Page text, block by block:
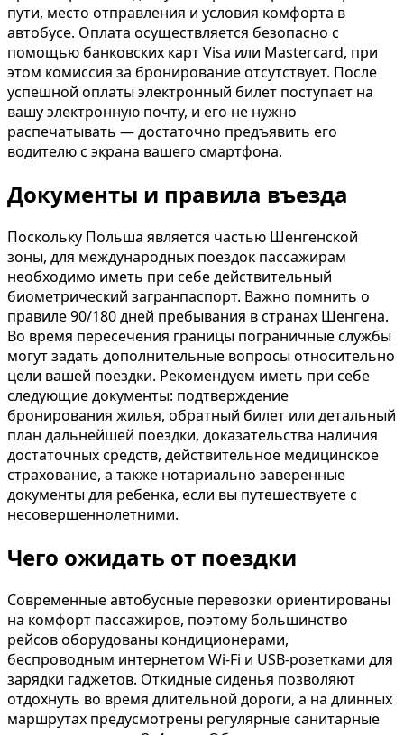
пути, место отправления и условия комфорта в
автобусе. Оплата осуществляется безопасно с
помощью банковских карт Visa или Mastercard, при
этом комиссия за бронирование отсутствует. После
успешной оплаты электронный билет поступает на
вашу электронную почту, и его не нужно
распечатывать — достаточно предъявить его
водителю с экрана вашего смартфона.
Документы и правила въезда
Поскольку Польша является частью Шенгенской
зоны, для международных поездок пассажирам
необходимо иметь при себе действительный
биометрический загранпаспорт. Важно помнить о
правиле 90/180 дней пребывания в странах Шенгена.
Во время пересечения границы пограничные службы
могут задать дополнительные вопросы относительно
цели вашей поездки. Рекомендуем иметь при себе
следующие документы: подтверждение
бронирования жилья, обратный билет или детальный
план дальнейшей поездки, доказательства наличия
достаточных средств, действительное медицинское
страхование, а также нотариально заверенные
документы для ребенка, если вы путешествуете с
несовершеннолетними.
Чего ожидать от поездки
Современные автобусные перевозки ориентированы
на комфорт пассажиров, поэтому большинство
рейсов оборудованы кондиционерами,
беспроводным интернетом Wi-Fi и USB-розетками для
зарядки гаджетов. Откидные сиденья позволяют
отдохнуть во время длительной дороги, а на длинных
маршрутах предусмотрены регулярные санитарные